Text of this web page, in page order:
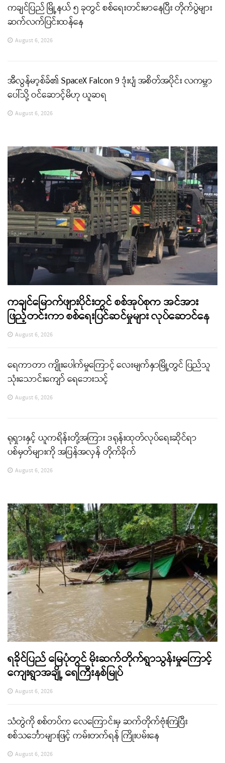
ကချင်ပြည် မြို့နယ် ၅ ခုတွင် စစ်ရေးတင်းမာနေပြီး တိုက်ပွဲများ
ဆက်လက်ပြင်းထန်နေ
August 6, 2026
အီလွန်မာ့စ်ခ်၏ SpaceX Falcon 9 ဒုံးပျံ အစိတ်အပိုင်း လကမ္ဘာ
ပေါ်သို့ ဝင်ဆောင့်မိဟု ယူဆရ
August 6, 2026
ကချင်မြောက်ဖျားပိုင်းတွင် စစ်အုပ်စုက အင်အား
ဖြည့်တင်းကာ စစ်ရေးပြင်ဆင်မှုများ လုပ်ဆောင်နေ
August 6, 2026
ရေကာတာ ကျိုးပေါက်မှုကြောင့် လေးမျက်နှာမြို့တွင် ပြည်သူ
သုံးသောင်းကျော် ရေဘေးသင့်
August 6, 2026
ရုရှားနှင့် ယူကရိန်းတို့အကြား ဒရုန်းထုတ်လုပ်ရေးဆိုင်ရာ
ပစ်မှတ်များကို အပြန်အလှန် တိုက်ခိုက်
August 6, 2026
ရခိုင်ပြည် မြေပုံတွင် မိုးဆက်တိုက်ရွာသွန်းမှုကြောင့်
ကျေးရွာအချို့ ရေကြီးနစ်မြုပ်
August 6, 2026
သံတွဲကို စစ်တပ်က လေကြောင်းမှ ဆက်တိုက်ဗုံးကြဲပြီး
စစ်သင်္ဘောများဖြင့် ကမ်းတက်ရန် ကြိုးပမ်းနေ
August 6, 2026